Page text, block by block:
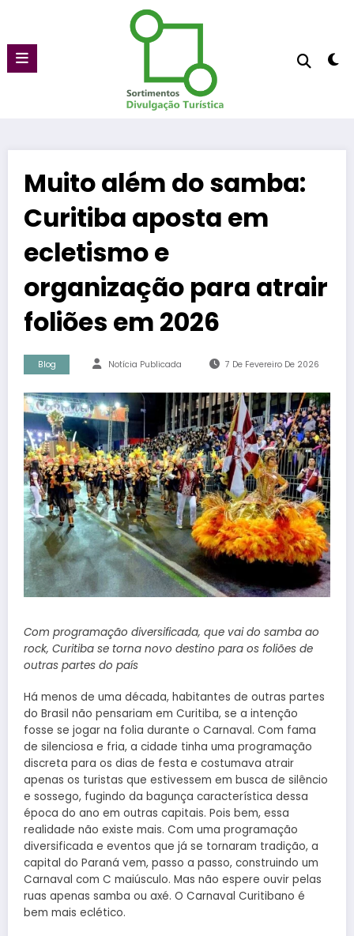
conteúdo
Muito além do samba:
Curitiba aposta em
ecletismo e
organização para atrair
foliões em 2026
Blog Notícia Publicada 7 De Fevereiro De 2026
Com programação diversificada, que vai do samba ao
rock, Curitiba se torna novo destino para os foliões de
outras partes do país
Há menos de uma década, habitantes de outras partes
do Brasil não pensariam em Curitiba, se a intenção
fosse se jogar na folia durante o Carnaval. Com fama
de silenciosa e fria, a cidade tinha uma programação
discreta para os dias de festa e costumava atrair
apenas os turistas que estivessem em busca de silêncio
e sossego, fugindo da bagunça característica dessa
época do ano em outras capitais. Pois bem, essa
realidade não existe mais. Com uma programação
diversificada e eventos que já se tornaram tradição, a
capital do Paraná vem, passo a passo, construindo um
Carnaval com C maiúsculo. Mas não espere ouvir pelas
ruas apenas samba ou axé. O Carnaval Curitibano é
bem mais eclético.